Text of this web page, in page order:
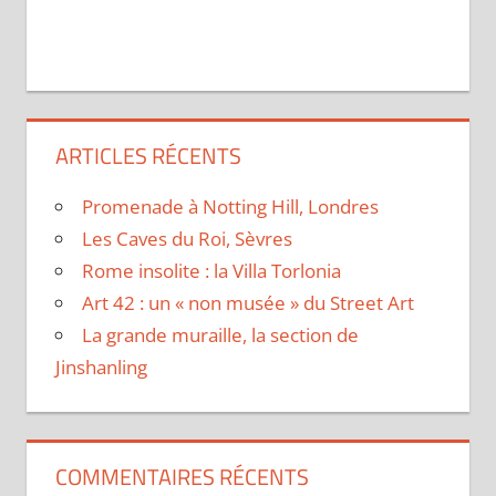
ARTICLES RÉCENTS
Promenade à Notting Hill, Londres
Les Caves du Roi, Sèvres
Rome insolite : la Villa Torlonia
Art 42 : un « non musée » du Street Art
La grande muraille, la section de
Jinshanling
COMMENTAIRES RÉCENTS